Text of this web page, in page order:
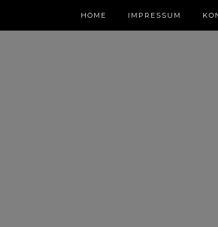
HOME IMPRESSUM